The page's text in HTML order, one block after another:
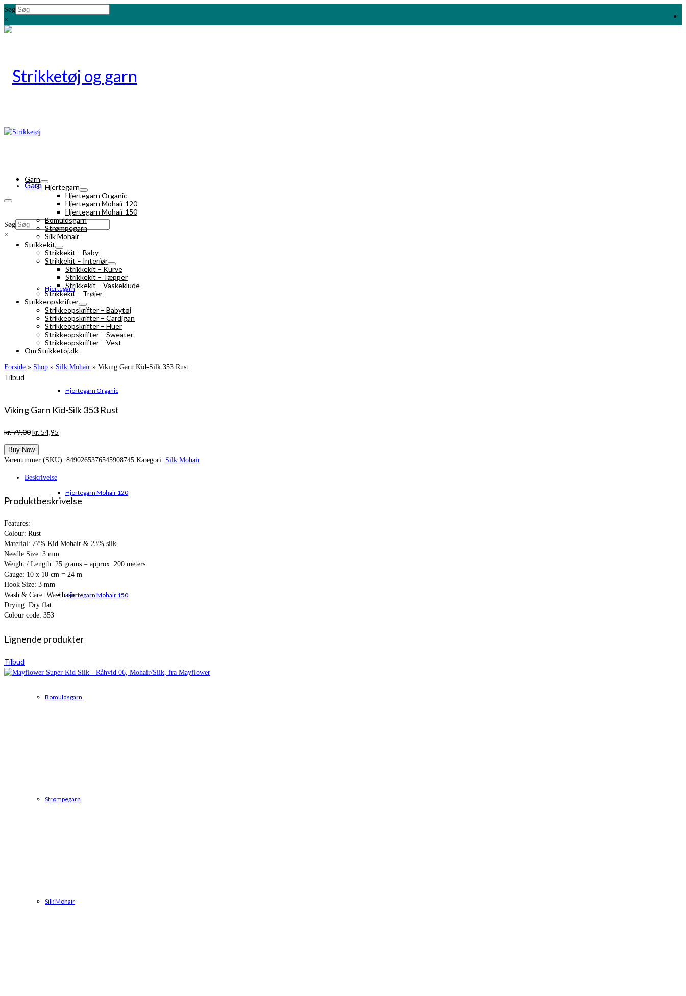
Søg
×
Garn
Hjertegarn
Hjertegarn Organic
Hjertegarn Mohair 120
Hjertegarn Mohair 150
Bomuldsgarn
Strømpegarn
Silk Mohair
Søg
×
Garn
Hjertegarn
Hjertegarn Organic
Hjertegarn Mohair 120
Hjertegarn Mohair 150
Bomuldsgarn
Strømpegarn
Silk Mohair
Strikkekit
Strikkekit – Baby
Strikkekit – Interiør
Strikkekit – Kurve
Strikkekit – Tæpper
Strikkekit – Vaskeklude
Strikkekit – Trøjer
Strikkeopskrifter
Strikkeopskrifter – Babytøj
Strikkeopskrifter – Cardigan
Strikkeopskrifter – Huer
Strikkeopskrifter – Sweater
Strikkeopskrifter – Vest
Om Strikketoj.dk
Forside » Shop » Silk Mohair » Viking Garn Kid-Silk 353 Rust
Tilbud
Viking Garn Kid-Silk 353 Rust
kr.79,00Den
pris
var:
kr. 54,95
er:
Buy Now
Varenummer (SKU): 8490265376545908745 Kategori: Silk Mohair
Beskrivelse
Produktbeskrivelse
Features:
Colour: Rust
Material: 77% Kid Mohair & 23% silk
Needle Size: 3 mm
Weight / Length: 25 grams = approx. 200 meters
Gauge: 10 x 10 cm = 24 m
Hook Size: 3 mm
Wash & Care: Washbasin
Drying: Dry flat
Colour code: 353
Lignende produkter
Tilbud